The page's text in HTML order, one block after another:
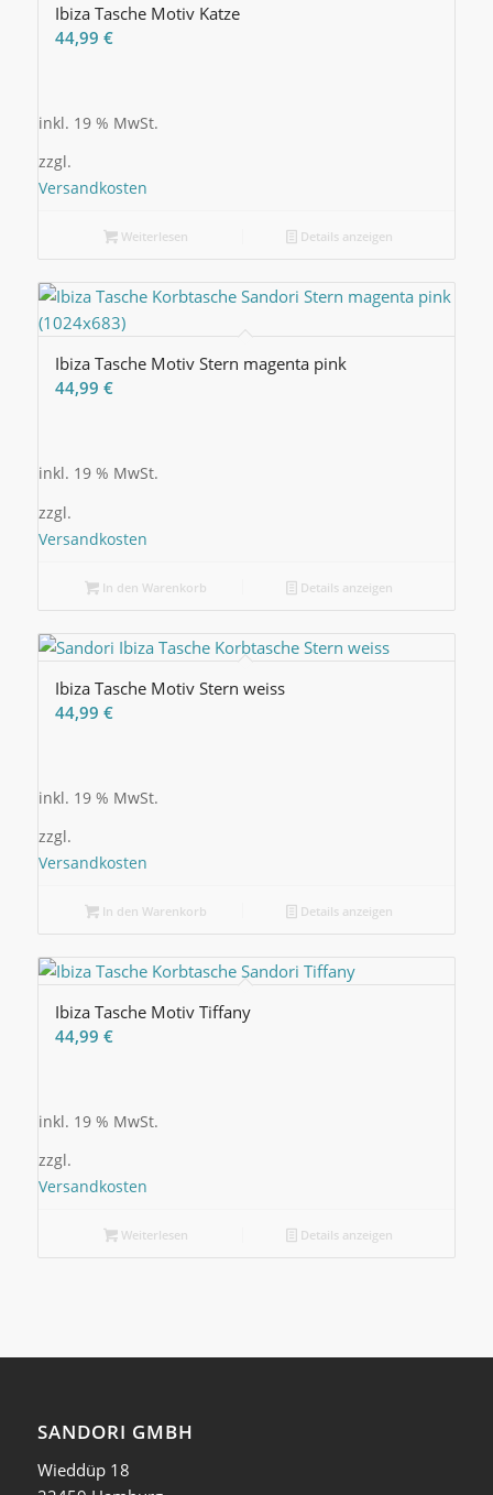
Ibiza Tasche Motiv Katze
44,99 €
inkl. 19 % MwSt.
zzgl.
Versandkosten
Weiterlesen Details anzeigen
Ibiza Tasche Motiv Stern magenta pink
44,99 €
inkl. 19 % MwSt.
zzgl.
Versandkosten
In den Warenkorb Details anzeigen
Ibiza Tasche Motiv Stern weiss
44,99 €
inkl. 19 % MwSt.
zzgl.
Versandkosten
In den Warenkorb Details anzeigen
Ibiza Tasche Motiv Tiffany
44,99 €
inkl. 19 % MwSt.
zzgl.
Versandkosten
Weiterlesen Details anzeigen
SANDORI GMBH
Wieddüp 18